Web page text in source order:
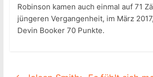
Robinson kamen auch einmal auf 71
jüngeren Vergangenheit, im März
Devin Booker 70 Punkte.